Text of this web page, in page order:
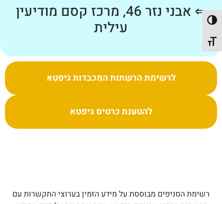
הפעל/כבה ניגודיות גבוהה
מתג גודל גופן
⇐ אבני נזר 46, מרכז קסם מודיעין
עילית
לרשימת הרשתות המכבדות גיפטא
להטענת כרטיס גיפטא
רשימת הסניפים מבוססת על מידע הזמין בערוצי התקשרות עם